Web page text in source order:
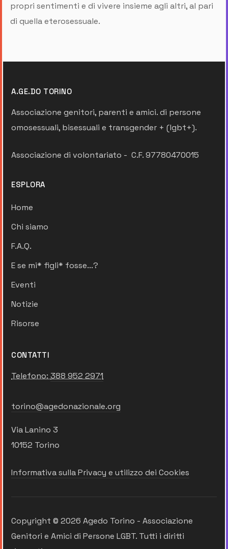
propri sentimenti e di vivere insieme agli altri, al pari
di quella eterosessuale.
A.GE.DO TORINO
Associazione genitori, parenti e amici. di persone
omosessuali, bisessuali e transgender + (lgbt+).
Associazione di volontariato - C.F. 97780470015
ESPLORA
Home
Chi siamo
F.A.Q.
E se mi* figli* fosse...?
Eventi
Notizie
Risorse
CONTATTI
Telefono: 388 952 2971
torino@agedonazionale.org
Via Lanino 3
10152 Torino
Informativa sulla Privacy e utilizzo dei Cookies
Copyright © 2026 Agedo Torino - Associazione
Genitori e Amici di Persone LGBT. Tutti i diritti